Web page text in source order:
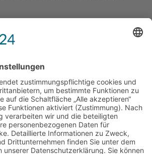
Bote (31.05.2019)
ARCHITECTURE
ARCHITECTURE
ARCHITECTURE
ARCHITECTURE
BAUEN
ZUKUNFT!